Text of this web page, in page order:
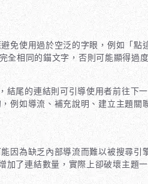
免使用過於空泛的字眼，例如「點
全相同的錨文字，否則可能顯得過
尾的連結則可引導使用者前往下
例如導流、補充說明、建立主題關
因為缺乏內部導流而難以被搜尋引
了連結數量，實際上卻破壞主題